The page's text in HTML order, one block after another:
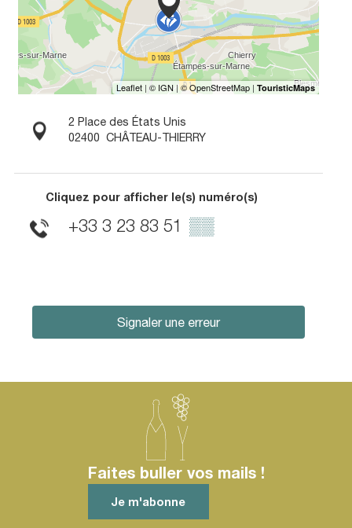
2 Place des États Unis
02400 CHÂTEAU-THIERRY
Cliquez pour afficher le(s) numéro(s)
+33 3 23 83 51 ▒▒
Signaler une erreur
Faites buller vos mails !
Je m'abonne